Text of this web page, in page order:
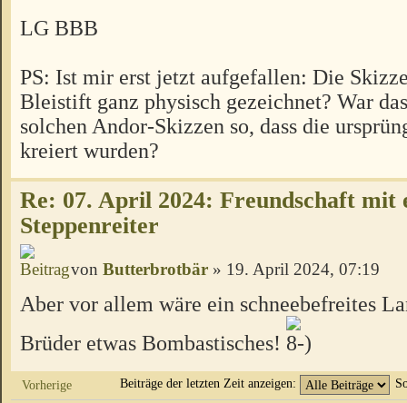
LG BBB
PS: Ist mir erst jetzt aufgefallen: Die
Bleistift ganz physisch gezeichnet? War
solchen Andor-Skizzen so, dass die
kreiert wurden?
Re: 07. April 2024: Freundschaft mit
Steppenreiter
von Butterbrotbär » 19. April 2024, 07:19
Aber vor allem wäre ein schneebefreites
Brüder etwas Bombastisches!
Vorherige Beiträge der letzten Zeit anzeigen: